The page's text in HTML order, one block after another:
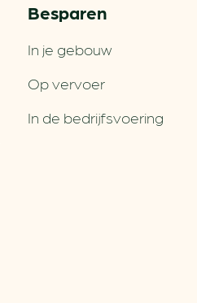
Besparen
In je gebouw
Op vervoer
In de bedrijfsvoering